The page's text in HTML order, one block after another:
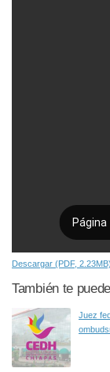
Descargar (PDF, 2.23MB)
También te
Juez